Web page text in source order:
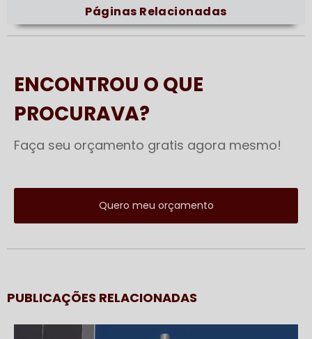
Páginas Relacionadas
ENCONTROU O QUE
PROCURAVA?
Faça seu orçamento gratis agora mesmo!
Quero meu orçamento
PUBLICAÇÕES RELACIONADAS